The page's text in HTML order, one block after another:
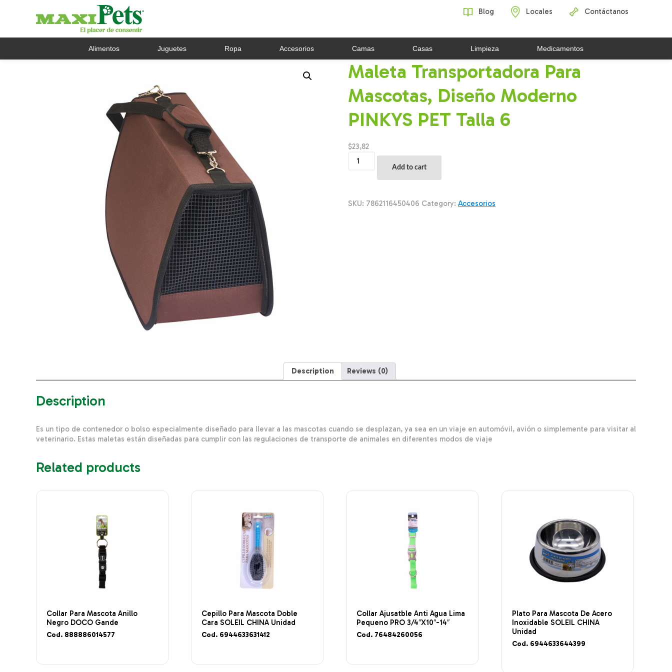
Blog Locales Contáctanos
Alimentos Juguetes Ropa Accesorios Camas Casas Limpieza Medicamentos
Maleta Transportadora Para
Mascotas, Diseño Moderno
PINKYS PET Talla 6
$23,82
Transportadora
Mascotas,
Moderno
Add to cart
SKU: 7862116450406 Category: Accesorios
Description Reviews (0)
Description
Es un tipo de contenedor o bolso especialmente diseñado para llevar a las mascotas cuando se desplazan, ya sea en un viaje en automóvil, avión o simplemente para visitar al
veterinario. Estas maletas están diseñadas para cumplir con las regulaciones de transporte de animales en diferentes modos de viaje
Related products
Collar Para Mascota Anillo
Negro DOCO Gande
Cod. 888886014577
Cepillo Para Mascota Doble
Cara SOLEIL CHINA Unidad
Cod. 6944633631412
Collar Ajusatble Anti Agua Lima
Pequeno PRO 3/4″X10″-14″
Cod. 76484260056
Plato Para Mascota De Acero
Inoxidable SOLEIL CHINA
Unidad
Cod. 6944633644399